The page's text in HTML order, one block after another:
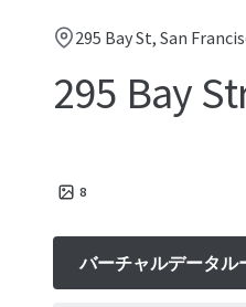
295 Bay St, San
295 Bay
8
バーチャルデータル